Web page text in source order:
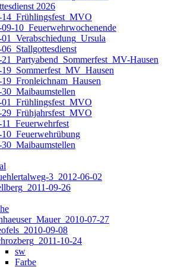
2026
14_Frühlingsfest_MVO
10_Feuerwehrwochenende
Hausen
01_Frühlingsfest_MVO
29_Frühjahrsfest_MVO
3_2012-06-02
09-26
07-27
09-08
10-24
sw
Farbe